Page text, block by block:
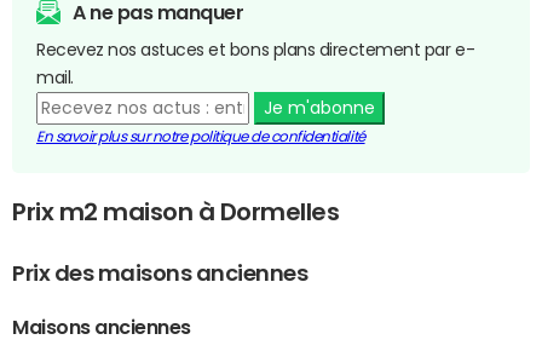
A ne pas manquer
Recevez nos astuces et bons plans directement par e-
mail.
Je m'abonne
En savoir plus sur notre politique de confidentialité
Prix m2 maison à Dormelles
Prix des maisons anciennes
Maisons anciennes